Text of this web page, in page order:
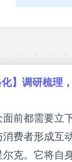
】调研梳理
前都需要立
费者形成互
克。它将自